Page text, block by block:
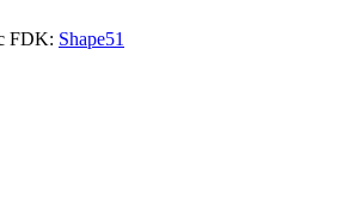
FDK: Shape51